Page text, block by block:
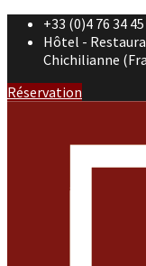
+33 (0)4 76 34
Hôtel -
Chichilianne
Réservation